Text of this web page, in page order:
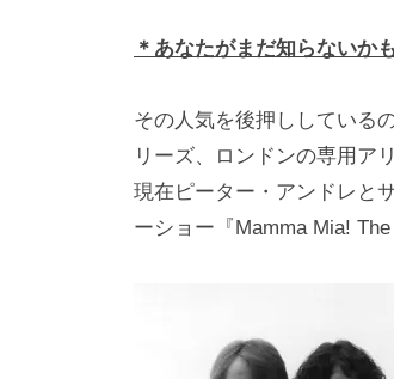
＊あなたがまだ知らないか
その人気を後押ししている
リーズ、ロンドンの専用ア
現在ピーター・アンドレと
ーショー『Mamma Mia! The